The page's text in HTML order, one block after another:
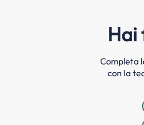
Hai
Completa
con la